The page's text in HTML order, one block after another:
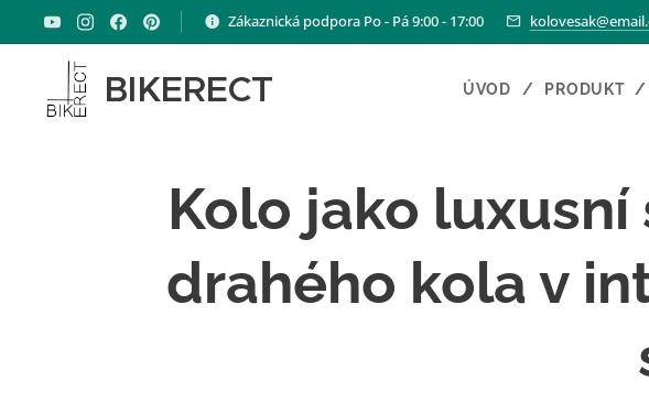
Zákaznická podpora Po - Pá 9:00 - 17:00
BIKERECT ÚVOD PRODUKT
Kolo jako
drahého kola v